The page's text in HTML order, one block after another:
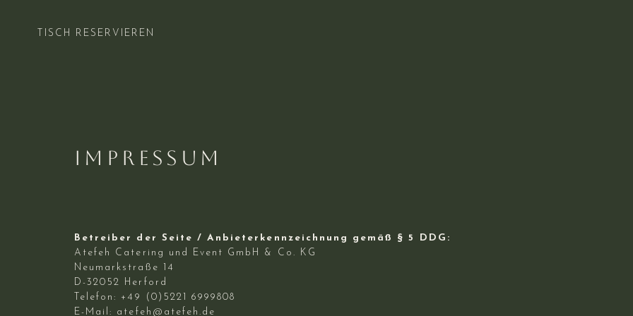
TISCH RESERVIEREN
IMPRESSUM
Betreiber der Seite / Anbieterkennzeichnung gemäß § 5 DDG:
Atefeh Catering und Event GmbH & Co. KG
Neumarkstraße 14
D-32052 Herford
Telefon: +49 (0)5221 6999808
E-Mail: atefeh@atefeh.de